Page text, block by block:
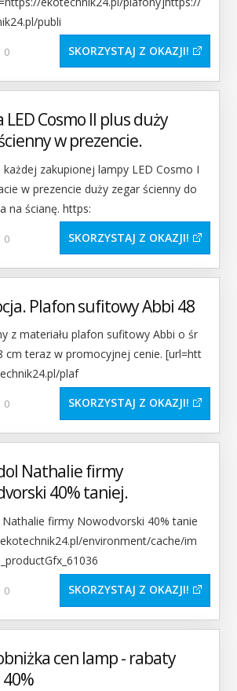
publi
0 SKORZYSTAJ Z OKAZJI
LED Cosmo II plus duży
w prezencie.
każdej zakupionej lampy LED Cosmo I
w prezencie duży zegar ścienny do
na ścianę. https:
0 SKORZYSTAJ Z OKAZJI
Plafon sufitowy Abbi 48
z materiału plafon sufitowy Abbi o śr
cm teraz w promocyjnej cenie. [url=htt
plaf
0 SKORZYSTAJ Z OKAZJI
Nathalie firmy
40% taniej.
firmy Nowodvorski 40% tanie
environment/cache/im
0 SKORZYSTAJ Z OKAZJI
cen lamp - rabaty